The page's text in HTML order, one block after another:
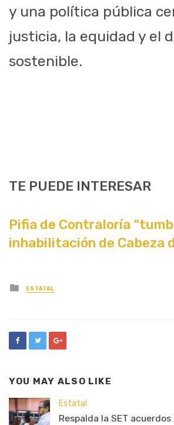
y una política pública
justicia, la equidad y el
sostenible.
TE PUEDE INTERESAR
Pifia de Contraloría
inhabilitación de Cabeza
Posted
in
ESTATAL
YOU MAY ALSO LIKE
Estatal
Respalda la SET acuerdos